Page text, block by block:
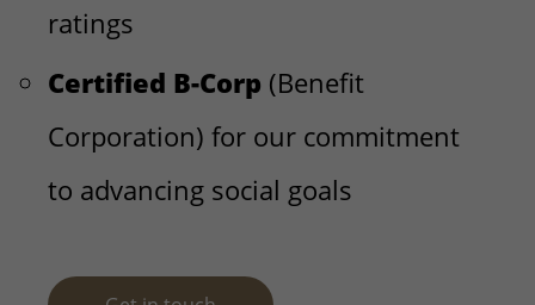
ratings
Certified B-Corp (Benefit
Corporation) for our commitment
to advancing social goals